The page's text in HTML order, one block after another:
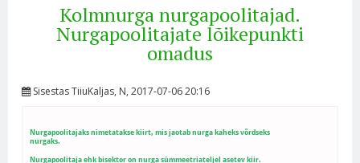
Kolmnurga nurgapoolitajad.
Nurgapoolitajate lõikepunkti
omadus
SisestasTiiuKaljas, N, 2017-07-06 20:16